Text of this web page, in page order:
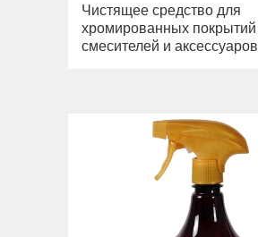
Чистящее средство для
хромированных покрытий
смесителей и аксессуаров